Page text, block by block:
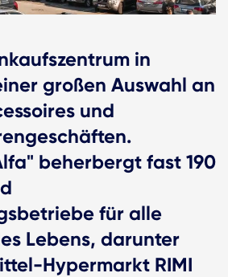
in
großen Auswahl an
und
beherbergt fast 190
für alle
Lebens, darunter
Hypermarkt RIMI